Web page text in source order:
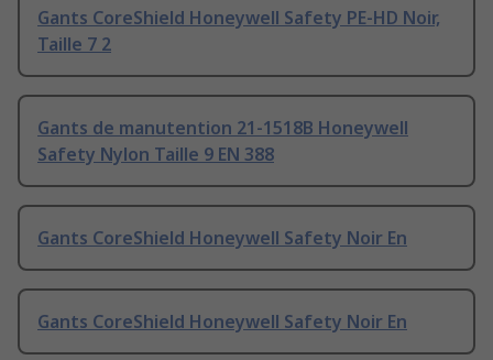
Gants CoreShield Honeywell Safety PE-HD Noir,
Taille 7 2
Gants de manutention 21-1518B Honeywell
Safety Nylon Taille 9 EN 388
Gants CoreShield Honeywell Safety Noir En
Gants CoreShield Honeywell Safety Noir En